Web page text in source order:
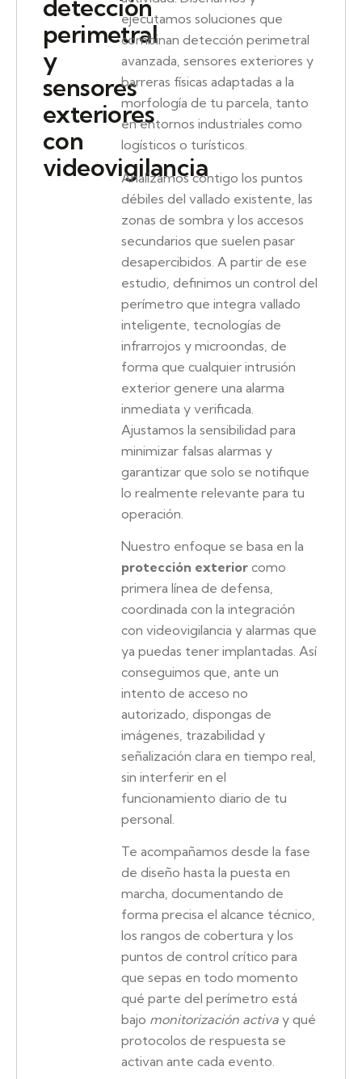
detección
perimetral
y
sensores
exteriores
con
videovigilancia
ejecutamos soluciones que
combinan detección perimetral
avanzada, sensores exteriores y
barreras físicas adaptadas a la
morfología de tu parcela, tanto
en entornos industriales como
logísticos o turísticos.
Analizamos contigo los puntos
débiles del vallado existente, las
zonas de sombra y los accesos
secundarios que suelen pasar
desapercibidos. A partir de ese
estudio, definimos un control del
perímetro que integra vallado
inteligente, tecnologías de
infrarrojos y microondas, de
forma que cualquier intrusión
exterior genere una alarma
inmediata y verificada.
Ajustamos la sensibilidad para
minimizar falsas alarmas y
garantizar que solo se notifique
lo realmente relevante para tu
operación.
Nuestro enfoque se basa en la
protección exterior como
primera línea de defensa,
coordinada con la integración
con videovigilancia y alarmas que
ya puedas tener implantadas. Así
conseguimos que, ante un
intento de acceso no
autorizado, dispongas de
imágenes, trazabilidad y
señalización clara en tiempo real,
sin interferir en el
funcionamiento diario de tu
personal.
Te acompañamos desde la fase
de diseño hasta la puesta en
marcha, documentando de
forma precisa el alcance técnico,
los rangos de cobertura y los
puntos de control crítico para
que sepas en todo momento
qué parte del perímetro está
bajo monitorización activa y qué
protocolos de respuesta se
activan ante cada evento.